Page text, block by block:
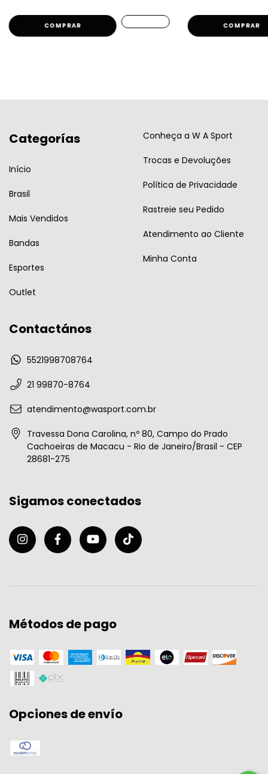
COMPRAR COMPRAR
Categorías
Início
Brasil
Mais Vendidos
Bandas
Esportes
Outlet
Conheça a W A Sport
Trocas e Devoluções
Política de Privacidade
Rastreie seu Pedido
Atendimento ao Cliente
Minha Conta
Contactános
5521998708764
21 99870-8764
atendimento@wasport.com.br
Travessa Dona Carolina, nº 80, Campo do Prado
Cachoeiras de Macacu - Rio de Janeiro/Brasil - CEP
28681-275
Sigamos conectados
Métodos de pago
Opciones de envío